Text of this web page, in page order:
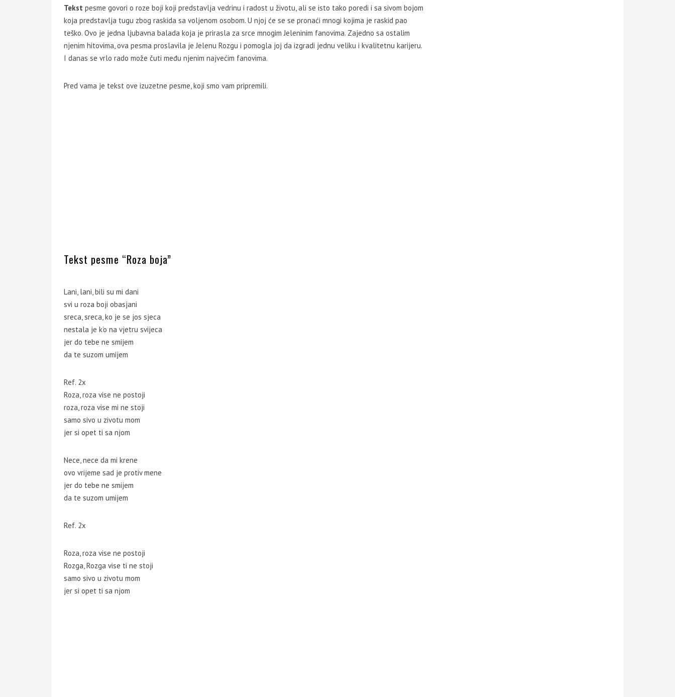
Tekst pesme govori o roze boji koji predstavlja vedrinu i radost u životu, ali se isto tako poredi i sa sivom bojom
koja predstavlja tugu zbog raskida sa voljenom osobom. U njoj će se se pronaći mnogi kojima je raskid pao
teško. Ovo je jedna ljubavna balada koja je prirasla za srce mnogim Jeleninim fanovima. Zajedno sa ostalim
njenim hitovima, ova pesma proslavila je Jelenu Rozgu i pomogla joj da izgradi jednu veliku i kvalitetnu karijeru.
I danas se vrlo rado može čuti među njenim najvećim fanovima.
Pred vama je tekst ove izuzetne pesme, koji smo vam pripremili.
Tekst pesme “Roza boja”
Lani, lani, bili su mi dani
svi u roza boji obasjani
sreca, sreca, ko je se jos sjeca
nestala je k’o na vjetru svijeca
jer do tebe ne smijem
da te suzom umijem
Ref. 2x
Roza, roza vise ne postoji
roza, roza vise mi ne stoji
samo sivo u zivotu mom
jer si opet ti sa njom
Nece, nece da mi krene
ovo vrijeme sad je protiv mene
jer do tebe ne smijem
da te suzom umijem
Ref. 2x
Roza, roza vise ne postoji
Rozga, Rozga vise ti ne stoji
samo sivo u zivotu mom
jer si opet ti sa njom